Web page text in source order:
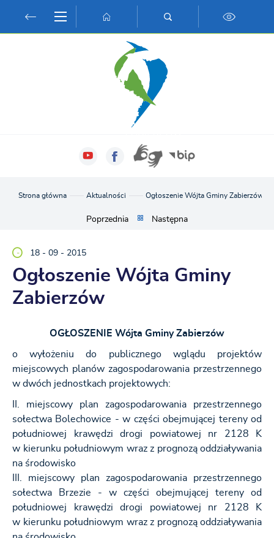
Przejdź do wyszukiwarki.
Przejdź do ustawień wielkości czcionki.
Włącz wersję kontrastową strony.
Strona główna Aktualności Ogłoszenie Wójta Gminy Zabierzów
Poprzednia Następna
18 - 09 - 2015
Ogłoszenie Wójta Gminy
Zabierzów
OGŁOSZENIE Wójta Gminy Zabierzów
o wyłożeniu do publicznego wglądu projektów
miejscowych planów zagospodarowania przestrzennego
w dwóch jednostkach projektowych:
II. miejscowy plan zagospodarowania przestrzennego
sołectwa Bolechowice - w części obejmującej tereny od
południowej krawędzi drogi powiatowej nr 2128 K
w kierunku południowym wraz z prognozą oddziaływania
na środowisko
III. miejscowy plan zagospodarowania przestrzennego
sołectwa Brzezie - w części obejmującej tereny od
południowej krawędzi drogi powiatowej nr 2128 K
w kierunku południowym wraz z prognozą oddziaływania